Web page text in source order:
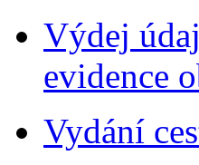
Výdej
evidence
Vydání